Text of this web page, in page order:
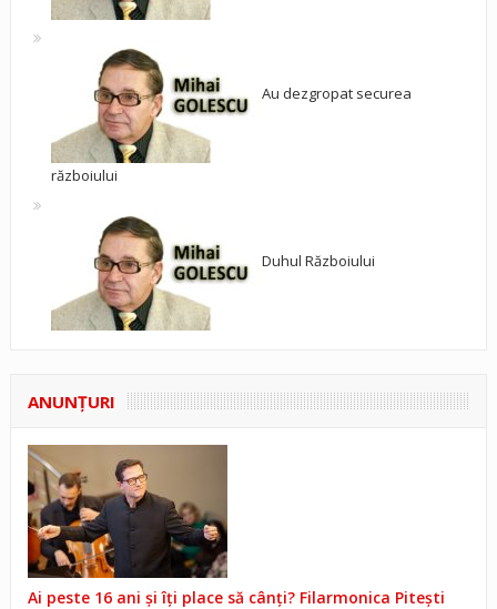
Au dezgropat securea
războiului
Duhul Războiului
ANUNŢURI
Ai peste 16 ani și îți place să cânți? Filarmonica Pitești